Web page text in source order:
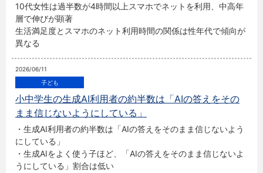
10代女性は過半数が4時間以上スマホでネットを利用、中高年
層で伸びが顕著
生活満足度とスマホのネット利用時間の関係は性年代で傾向が
異なる
2026/06/11
小中学生の生成AI利用者の約半数は「AIの答えをその
まま信じないようにしている」
・生成AI利用者の約半数は「AIの答えをそのまま信じないよう
にしている」
・生成AIをよく使う子ほど、「AIの答えをそのまま信じないよ
うにしている」割合は低い